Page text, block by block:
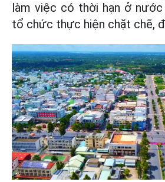
làm việc có thời hạn ở
tổ chức thực hiện chặt chẽ,